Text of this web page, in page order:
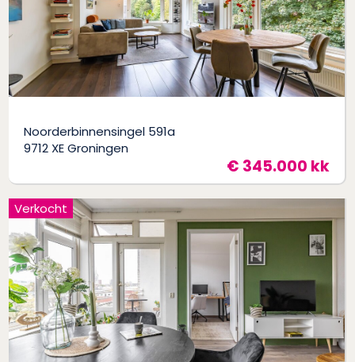
Noorderbinnensingel 591a
9712 XE Groningen
€ 345.000 kk
Verkocht